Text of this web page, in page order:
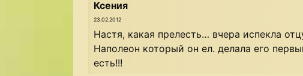
Ксения
23.02.2012
Настя, какая прелесть… вчера испекла
Наполеон который он ел. делала его
есть!!!